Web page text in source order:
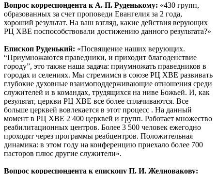
Вопрос корреспондента к А. П. Руденькому: «430 групп,
образованных за счет проповеди Евангелия за 2 года,
хороший результат. На ваш взгляд, какие действия верующих
РЦ ХВЕ поспособствовали достижению данного результата?»
Епископ Руденький: «Посвящение наших верующих.
“Приумножаются праведники, и приходит благоденствие
городу”, это также наша задача: приумножать праведников в
городах и селениях. Мы стремимся в союзе РЦ ХВЕ развивать
глубокие духовные взаимоподдерживающие отношения среди
служителей и в командах, трудящихся на ниве Божьей. И, как
результат, церкви РЦ ХВЕ все более сплачиваются. Все
больше церквей вовлекается в этот процесс . На данный
момент в РЦ ХВЕ 2 400 церквей и групп. Работает множество
реабилитационных центров. Более 3 500 человек ежегодно
проходят через программы реабцентров. Положительная
динамика: в этом году на конференцию приехало более 700
пасторов плюс другие служители».
Вопрос корреспондента к епископу П. И. Желновакову: